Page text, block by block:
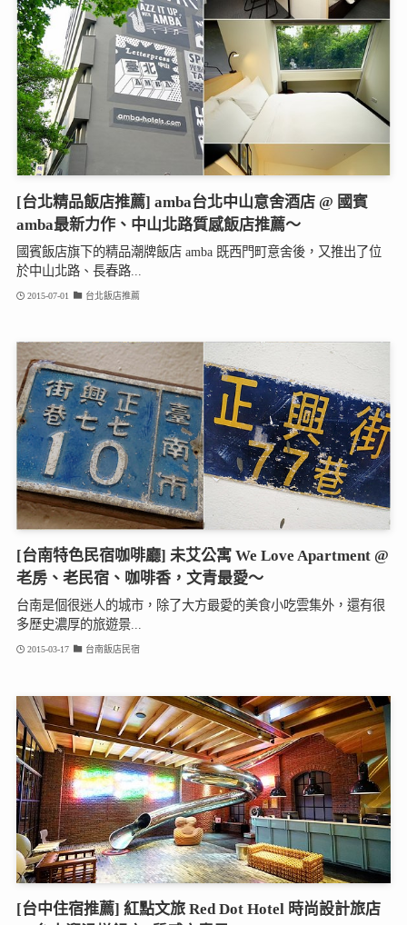
[台北精品飯店推薦] amba台北中山意舍酒店 @ 國賓
amba最新力作、中山北路質感飯店推薦～
國賓飯店旗下的精品潮牌飯店 amba 既西門町意舍後，又推出了位
於中山北路、長春路...
2015-07-01 台北飯店推薦
[台南特色民宿咖啡廳] 未艾公寓 We Love Apartment @
老房、老民宿、咖啡香，文青最愛～
台南是個很迷人的城市，除了大方最愛的美食小吃雲集外，還有很
多歷史濃厚的旅遊景...
2015-03-17 台南飯店民宿
[台中住宿推薦] 紅點文旅 Red Dot Hotel 時尚設計旅店